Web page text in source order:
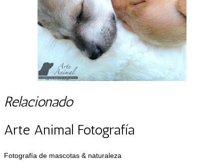
Relacionado
Arte Animal Fotografía
Fotografía de mascotas & naturaleza